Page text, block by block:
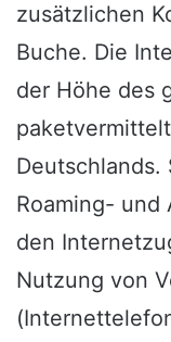
zusätzlichen
Buche. Die
der Höhe des
Roaming- und
den
Nutzung von